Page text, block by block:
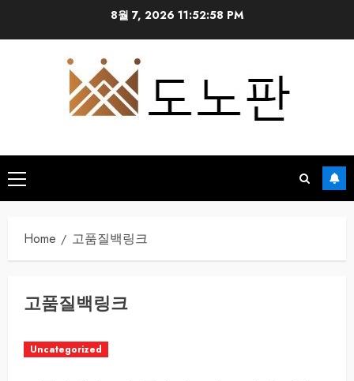
8월 7, 2026 11:52:59 PM
Primary
Menu
Home 고품질백링크
고품질백링크
Uncategorized